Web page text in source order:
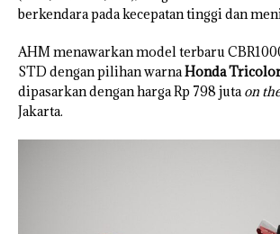
berkendara pada kecepatan tinggi dan
AHM menawarkan model terbaru
STD dengan pilihan warnaHonda
dipasarkan dengan harga Rp 798 jutaon
Jakarta.